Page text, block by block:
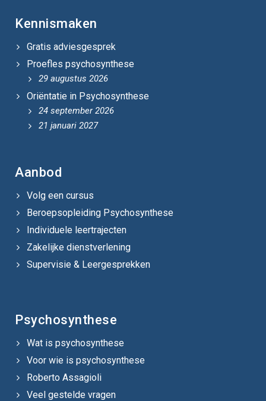
Kennismaken
Gratis adviesgesprek
Proefles psychosynthese
29 augustus 2026
Oriëntatie in Psychosynthese
24 september 2026
21 januari 2027
Aanbod
Volg een cursus
Beroepsopleiding Psychosynthese
Individuele leertrajecten
Zakelijke dienstverlening
Supervisie & Leergesprekken
Psychosynthese
Wat is psychosynthese
Voor wie is psychosynthese
Roberto Assagioli
Veel gestelde vragen